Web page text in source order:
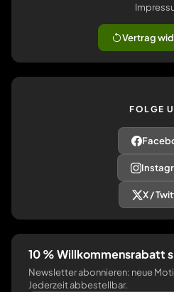
Vertrag
FOLGE
X /
10 % Willkommensrabatt
Newsletter abonnieren: neue
Jederzeit abbestellbar.